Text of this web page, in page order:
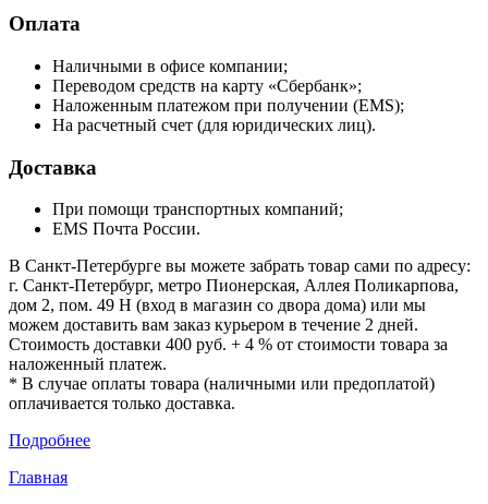
Оплата
Наличными в офисе компании;
Переводом средств на карту «Сбербанк»;
Наложенным платежом при получении (EMS);
На расчетный счет (для юридических лиц).
Доставка
При помощи транспортных компаний;
EMS Почта России.
В Санкт-Петербурге вы можете забрать товар сами по адресу:
г. Санкт-Петербург, метро Пионерская, Аллея Поликарпова,
дом 2, пом. 49 Н (вход в магазин со двора дома) или мы
можем доставить вам заказ курьером в течение 2 дней.
Стоимость доставки 400 руб. + 4 % от стоимости товара за
наложенный платеж.
* В случае оплаты товара (наличными или предоплатой)
оплачивается только доставка.
Подробнее
Главная